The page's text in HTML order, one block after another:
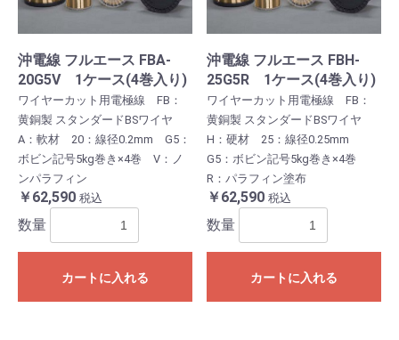
沖電線 フルエース FBA-
20G5V 1ケース(4巻入り)
ワイヤーカット用電極線 FB：
黄銅製 スタンダードBSワイヤ
A：軟材 20：線径0.2mm G5：
ボビン記号5kg巻き×4巻 V：ノ
ンパラフィン
￥62,590 税込
数量
カートに入れる
沖電線 フルエース FBH-
25G5R 1ケース(4巻入り)
ワイヤーカット用電極線 FB：
黄銅製 スタンダードBSワイヤ
H：硬材 25：線径0.25mm
G5：ボビン記号5kg巻き×4巻
R：パラフィン塗布
￥62,590 税込
数量
カートに入れる